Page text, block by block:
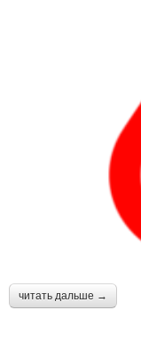
читать дальше →